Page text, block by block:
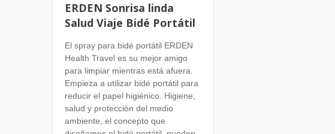
ERDEN Sonrisa linda
Salud Viaje Bidé Portátil
El spray para bidé portátil ERDEN
Health Travel es su mejor amigo
para limpiar mientras está afuera.
Empieza a utilizar bidé portátil para
reducir el papel higiénico. Higiene,
salud y protección del medio
ambiente, el concepto que